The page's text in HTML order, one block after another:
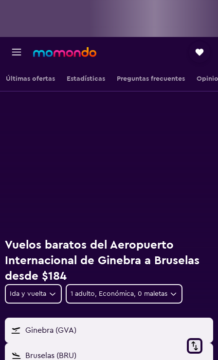
Últimas ofertas Estadísticas Preguntas frecuentes
Vuelos baratos del Aeropuerto
Internacional de Ginebra a Bruselas
desde $184
Ida y vuelta 1 adulto, Económica, 0 maletas
Ginebra (GVA)
Bruselas (BRU)